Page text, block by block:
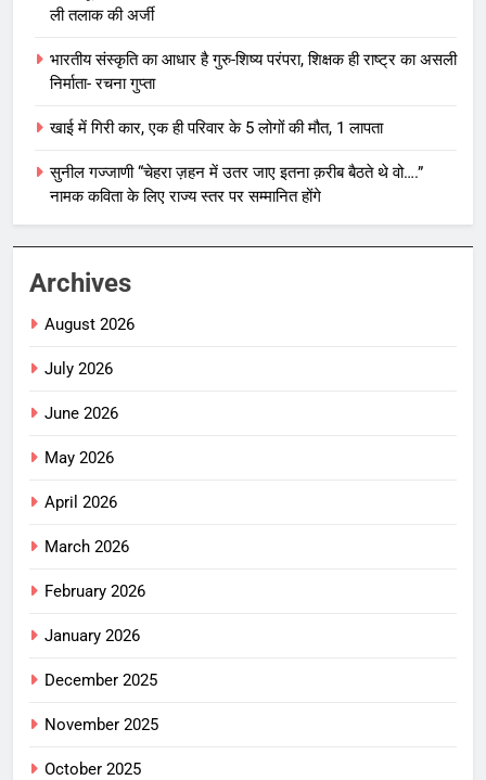
ली तलाक की अर्जी
भारतीय संस्कृति का आधार है गुरु-शिष्य परंपरा, शिक्षक ही राष्ट्र का असली
निर्माता- रचना गुप्ता
खाई में गिरी कार, एक ही परिवार के 5 लोगों की मौत, 1 लापता
सुनील गज्जाणी “चेहरा ज़हन में उतर जाए इतना क़रीब बैठते थे वो….”
नामक कविता के लिए राज्य स्तर पर सम्मानित होंगे
Archives
August 2026
July 2026
June 2026
May 2026
April 2026
March 2026
February 2026
January 2026
December 2025
November 2025
October 2025